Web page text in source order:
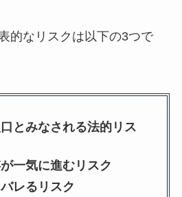
的なリスクは以下の3つで
とみなされる法的リス
一気に進むリスク
レるリスク